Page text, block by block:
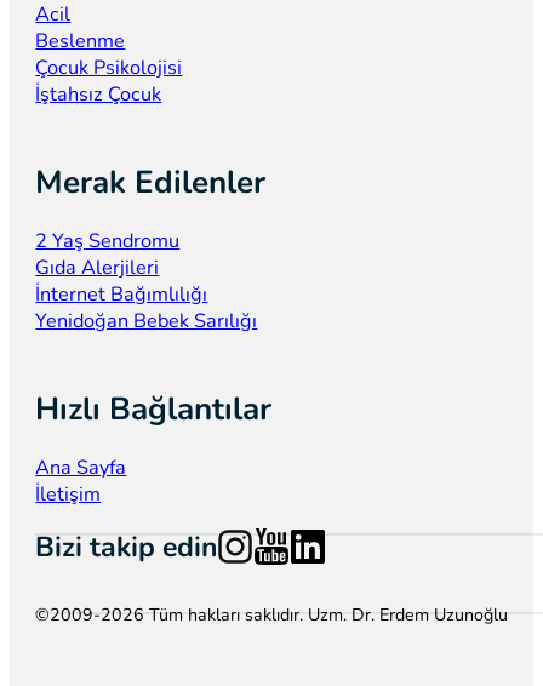
Acil
Beslenme
Çocuk Psikolojisi
İştahsız Çocuk
Merak Edilenler
2 Yaş Sendromu
Gıda Alerjileri
İnternet Bağımlılığı
Yenidoğan Bebek Sarılığı
Hızlı Bağlantılar
Ana Sayfa
İletişim
Bizi takip edinFollow us on Instagram
Follow us on YouTube
Follow us on LinkedIn
©2009-2026 Tüm hakları saklıdır. Uzm. Dr. Erdem Uzunoğlu